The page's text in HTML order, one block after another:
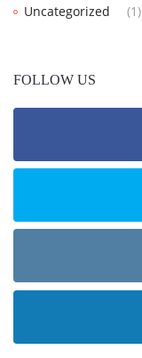
Uncategorized
(1)
FOLLOW US